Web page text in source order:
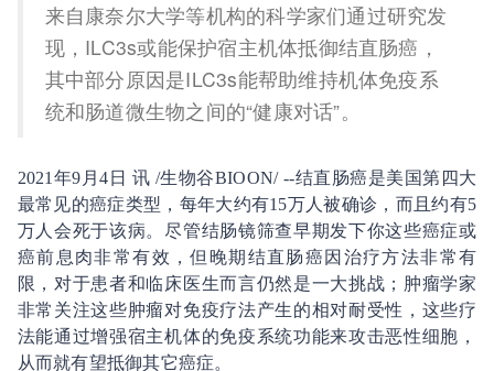
来自康奈尔大学等机构的科学家们通过研究发
现，ILC3s或能保护宿主机体抵御结直肠癌，
其中部分原因是ILC3s能帮助维持机体免疫系
统和肠道微生物之间的“健康对话”。
2021年9月4日 讯 /生物谷BIOON/ --结直肠癌是美国第四大
最常见的癌症类型，每年大约有15万人被确诊，而且约有5
万人会死于该病。尽管结肠镜筛查早期发下你这些癌症或
癌前息肉非常有效，但晚期结直肠癌因治疗方法非常有
限，对于患者和临床医生而言仍然是一大挑战；肿瘤学家
非常关注这些肿瘤对免疫疗法产生的相对耐受性，这些疗
法能通过增强宿主机体的免疫系统功能来攻击恶性细胞，
从而就有望抵御其它癌症。